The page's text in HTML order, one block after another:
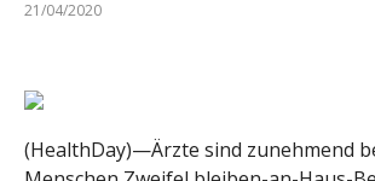
21/04/2020
(HealthDay)—Ärzte sind zunehmend